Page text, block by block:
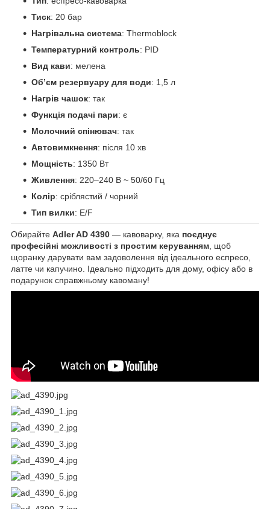
Тиск: 20 бар
Нагрівальна система: Thermoblock
Температурний контроль: PID
Вид кави: мелена
Обʼєм резервуару для води: 1,5 л
Нагрів чашок: так
Функція подачі пари: є
Молочний спінювач: так
Автовимкнення: після 10 хв
Мощність: 1350 Вт
Живлення: 220–240 В ~ 50/60 Гц
Колір: сріблястий / чорний
Тип вилки: E/F
Обирайте Adler AD 4390 — кавоварку, яка поєднує
професійні можливості з простим керуванням , щоб
щоранку дарувати вам задоволення від ідеального еспресо,
латте чи капучино. Ідеально підходить для дому, офісу або в
подарунок справжньому кавоману!